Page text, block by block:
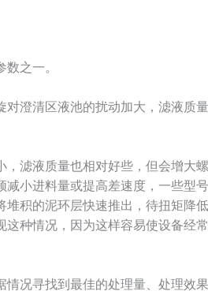
之一。
澄清区液池的扰动加大，滤液质
滤液质量也相对好些，但会增大
小进料量或提高差速度，一些型
积的泥环层快速推出，待扭矩降
种情况，因为这样容易使设备经
况寻找到最佳的处理量、处理效